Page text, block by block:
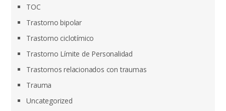
TOC
Trastorno bipolar
Trastorno ciclotímico
Trastorno Límite de Personalidad
Trastornos relacionados con traumas
Trauma
Uncategorized